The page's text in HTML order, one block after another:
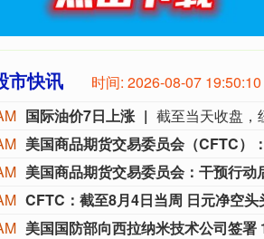
市快讯 时间: 2026-08-07 19:50:12
国际油价7日上涨